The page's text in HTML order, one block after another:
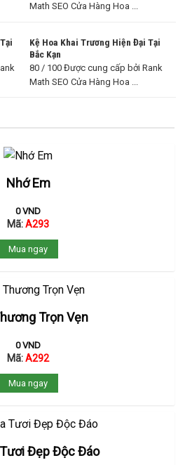
Math SEO Cửa Hàng Hoa ...
Kệ Hoa Khai Trương Hiện Đại Tại
Bắc Kạn
80 / 100 Được cung cấp bởi Rank
Math SEO Cửa Hàng Hoa ...
Nhớ Em
0VND
Mã:A293
Mua ngay
Trọn Vẹn
0VND
Mã:A292
Mua ngay
Đẹp Độc Đáo